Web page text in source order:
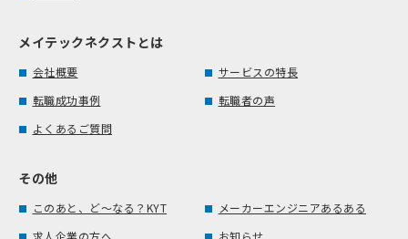
メイテックネクストとは
会社概要
サービスの特長
転職成功事例
転職者の声
よくあるご質問
その他
このあと、ど～なる？KYT
メーカーエンジニアあるある
求人企業の方へ
お知らせ